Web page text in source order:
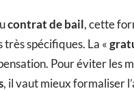
contrat de bail, cette
très spécifiques. La «
Pour éviter les
, il vaut mieux formaliser